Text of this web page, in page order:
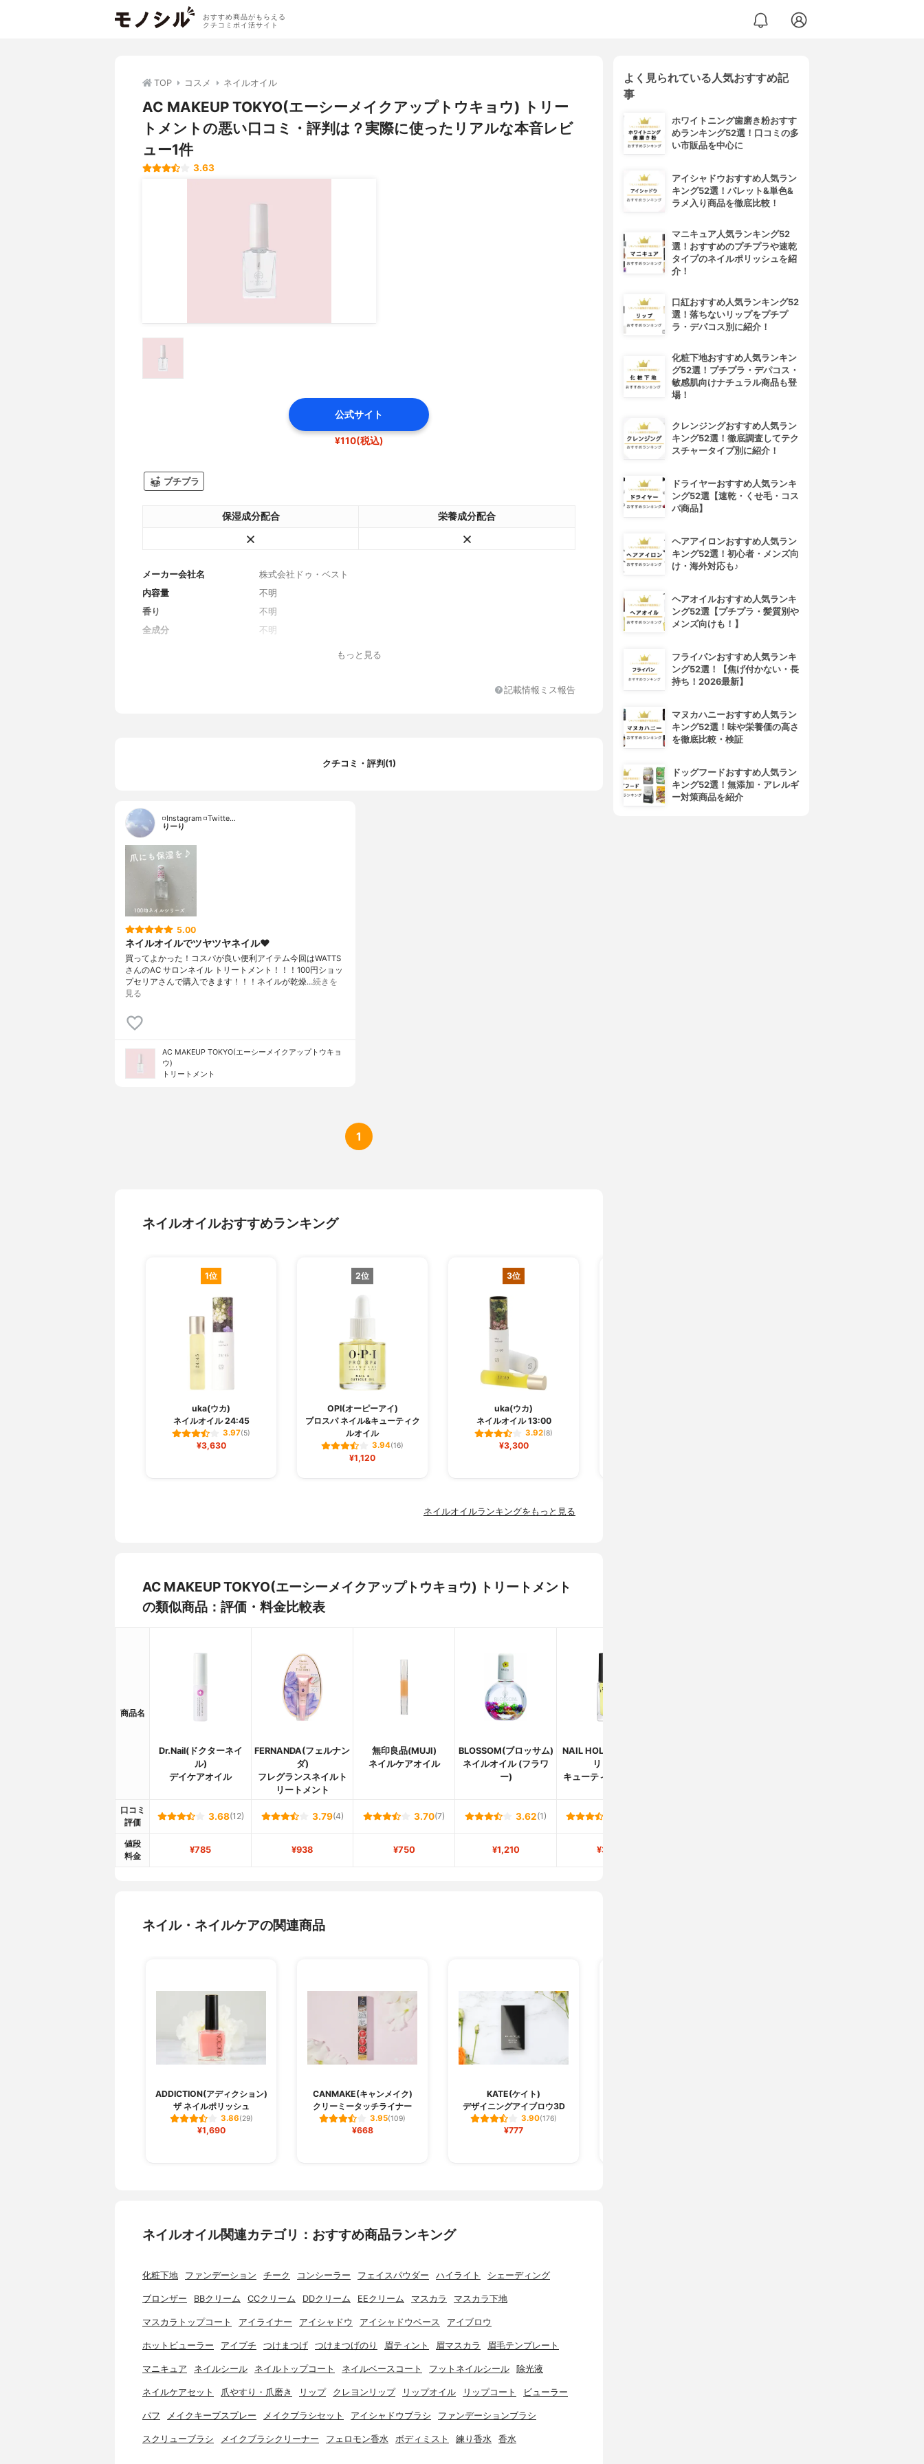
おすすめ商品がもらえる
クチコミポイ活サイト
TOP コスメ ネイルオイル
AC MAKEUP TOKYO(エーシーメイクアップトウキョウ) トリー
トメントの悪い口コミ・評判は？実際に使ったリアルな本音レビ
ュー1件
3.63
公式サイト
¥110(税込)
プチプラ
保湿成分配合 栄養成分配合
メーカー会社名
株式会社ドゥ・ベスト
内容量
不明
香り
不明
全成分
不明
もっと見る
記載情報ミス報告
クチコミ・評判(1)
◽️Instagram ◽️Twitte…
りーり
5.00
ネイルオイルでツヤツヤネイル❤️
買ってよかった！コスパが良い便利アイテム今回はWATTS
さんのAC サロンネイル トリートメント！！！100円ショッ
プセリアさんで購入できます！！！ネイルが乾燥…続きを
見る
AC MAKEUP TOKYO(エーシーメイクアップトウキョ
ウ)
トリートメント
1
ネイルオイルおすすめランキング
1位
uka(ウカ)
ネイルオイル 24:45
3.97(5)
¥3,630
2位
OPI(オーピーアイ)
プロスパ ネイル&キューティク
ルオイル
3.94(16)
¥1,120
3位
uka(ウカ)
ネイルオイル 13:00
3.92(8)
¥3,300
ネイルオイルランキングをもっと見る
AC MAKEUP TOKYO(エーシーメイクアップトウキョウ) トリートメント
の類似商品：評価・料金比較表
商品名
Dr.Nail(ドクターネイ
ル)
デイケアオイル
FERNANDA(フェルナン
ダ)
フレグランスネイルト
リートメント
無印良品(MUJI)
ネイルケアオイル
BLOSSOM(ブロッサム)
ネイルオイル (フラワ
ー)
NAIL HOLIC(ネイルホ
リック)
キューティクルオイル
口コミ
評価
3.68(12) 3.79(4) 3.70(7) 3.62(1)
値段
料金
¥785 ¥938 ¥750 ¥1,210 ¥335
ネイル・ネイルケアの関連商品
ADDICTION(アディクション)
ザ ネイルポリッシュ
3.86(29)
¥1,690
CANMAKE(キャンメイク)
クリーミータッチライナー
3.95(109)
¥668
KATE(ケイト)
デザイニングアイブロウ3D
3.90(176)
¥777
ネイルオイル関連カテゴリ：おすすめ商品ランキング
化粧下地 ファンデーション チーク コンシーラー フェイスパウダー ハイライト シェーディング
ブロンザー BBクリーム CCクリーム DDクリーム EEクリーム マスカラ マスカラ下地
マスカラトップコート アイライナー アイシャドウ アイシャドウベース アイブロウ
ホットビューラー アイプチ つけまつげ つけまつげのり 眉ティント 眉マスカラ 眉毛テンプレート
マニキュア ネイルシール ネイルトップコート ネイルベースコート フットネイルシール 除光液
ネイルケアセット 爪やすり・爪磨き リップ クレヨンリップ リップオイル リップコート ビューラー
パフ メイクキープスプレー メイクブラシセット アイシャドウブラシ ファンデーションブラシ
スクリューブラシ メイクブラシクリーナー フェロモン香水 ボディミスト 練り香水 香水
よく見られている人気おすすめ記
事
ホワイトニング歯磨き粉おすす
めランキング52選！口コミの多
い市販品を中心に
アイシャドウおすすめ人気ラン
キング52選！パレット&単色&
ラメ入り商品を徹底比較！
マニキュア人気ランキング52
選！おすすめのプチプラや速乾
タイプのネイルポリッシュを紹
介！
口紅おすすめ人気ランキング52
選！落ちないリップをプチプ
ラ・デパコス別に紹介！
化粧下地おすすめ人気ランキン
グ52選！プチプラ・デパコス・
敏感肌向けナチュラル商品も登
場！
クレンジングおすすめ人気ラン
キング52選！徹底調査してテク
スチャータイプ別に紹介！
ドライヤーおすすめ人気ランキ
ング52選【速乾・くせ毛・コス
パ商品】
ヘアアイロンおすすめ人気ラン
キング52選！初心者・メンズ向
け・海外対応も♪
ヘアオイルおすすめ人気ランキ
ング52選【プチプラ・髪質別や
メンズ向けも！】
フライパンおすすめ人気ランキ
ング52選！【焦げ付かない・長
持ち！2026最新】
マヌカハニーおすすめ人気ラン
キング52選！味や栄養価の高さ
を徹底比較・検証
ドッグフードおすすめ人気ラン
キング52選！無添加・アレルギ
ー対策商品を紹介